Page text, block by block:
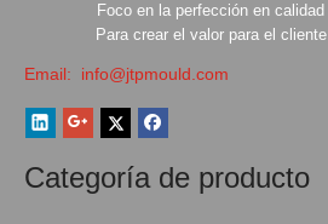
Foco en la perfección en calidad
Para crear el valor para el cliente
Email: info@jtpmould.com
Categoría de producto